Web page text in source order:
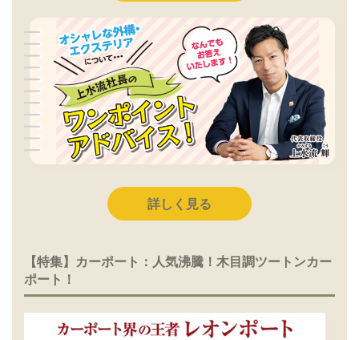
詳しく見る
【特集】カーポート：人気沸騰！木目調ツートンカー
ポート！